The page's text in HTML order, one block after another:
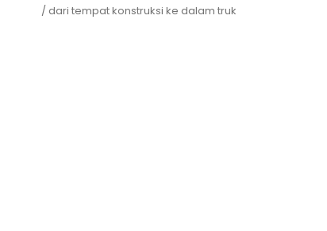
/ dari tempat konstruksi ke dalam truk